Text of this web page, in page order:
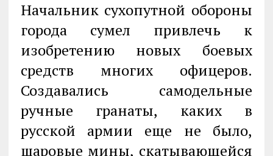
Начальник сухопутной обороны
города сумел привлечь к
изобретению новых боевых
средств многих офицеров.
Создавались самодельные
ручные гранаты, каких в
русской армии еще не было,
шаровые мины, скатывающейся